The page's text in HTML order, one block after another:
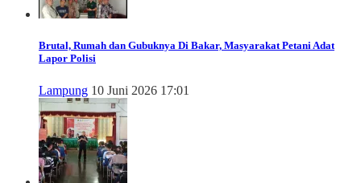
Brutal, Rumah dan Gubuknya Di Bakar, Masyarakat Petani Adat
Lapor Polisi
Lampung 10 Juni 2026 17:01